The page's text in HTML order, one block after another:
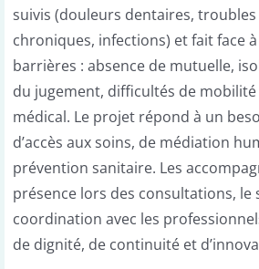
suivis (douleurs dentaires, troubles
chroniques, infections) et fait face
barrières : absence de mutuelle,
du jugement, difficultés de
médical. Le projet répond à un
d’accès aux soins, de médiation
prévention sanitaire. Les
présence lors des consultations, le
coordination avec les
de dignité, de continuité et